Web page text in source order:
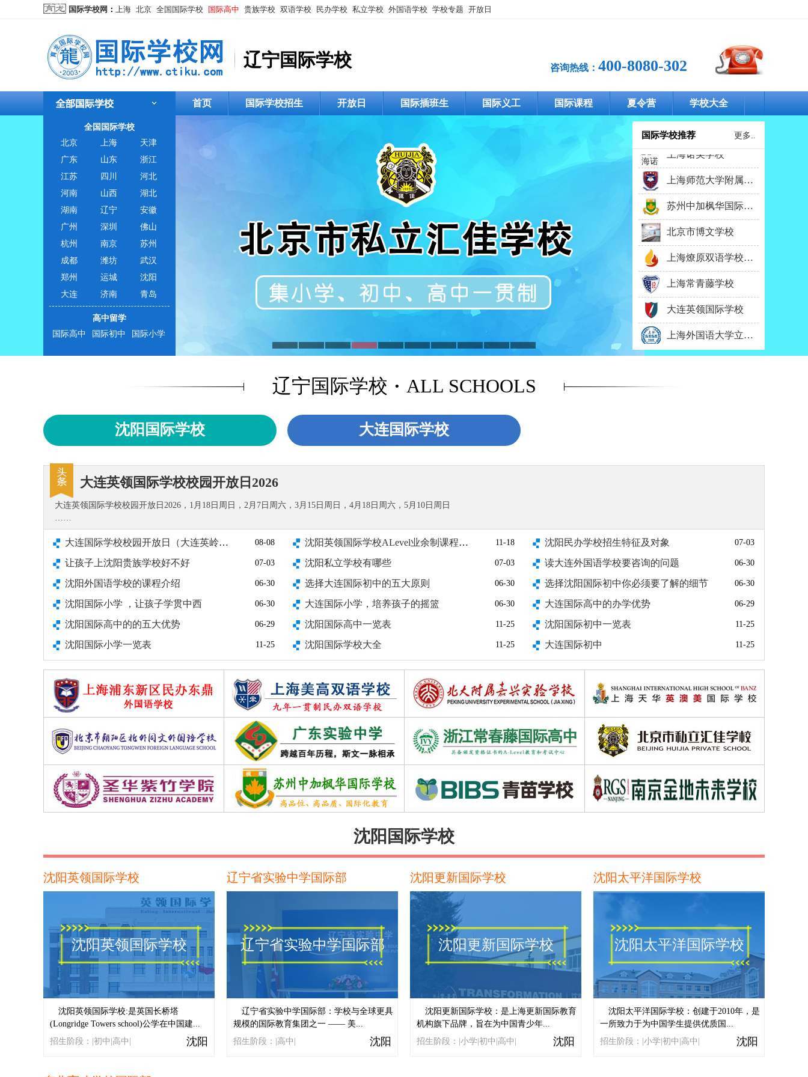
国际学校网 ： 上海 北京 全国国际学校 国际高中 贵族学校 双语学校 民办学校 私立学校 外国语学校 学校专题 开放日
辽宁国际学校 咨询热线： 400-8080-302
首页 国际学校招生 开放日 国际插班生 国际义工 国际课程 夏令营 学校大全
2 3 4 9
全国国际学校
北京
上海
天津
广东
山东
浙江
江苏
四川
河北
河南
山西
湖北
湖南
辽宁
安徽
广州
深圳
佛山
杭州
南京
苏州
成都
潍坊
武汉
郑州
运城
沈阳
大连
济南 青岛
高中留学
国际高中
国际初中 国际小学
国际学校推荐 更多..
上海美高双语学校
广东实验中学
上海诺美学校
北京市博文学校
上海常青藤学校
大连英领国际学校
北京市青苗学校
深圳奥斯翰外语学校
深圳市博纳学校
上海常青日本高中课程中心
益田翰德学校
上海美高双语学校
广东实验中学
上海诺美学校
北京市博文学校
上海常青藤学校
大连英领国际学校
上海外国语大学立泰学院
北京市青苗学校
辽宁国际学校 · ALL SCHOOLS
沈阳国际学校 大连国际学校
大连英领国际学校校园开放日2026
大连英领国际学校校园开放日2026，1月18日周日，2月7日周六，3月15日周日，4月18日周六，5月10日周日
……
大连国际学校校园开放日（大连英岭学校) 08-08 沈阳英领国际学校ALevel业余制课程试听课安排 11-18 沈阳民办学校招生特征及对象 07-03
让孩子上沈阳贵族学校好不好 07-03 沈阳私立学校有哪些 07-03 读大连外国语学校要咨询的问题 06-30
沈阳外国语学校的课程介绍 06-30 选择大连国际初中的五大原则 06-30 选择沈阳国际初中你必须要了解的细节 06-30
沈阳国际小学 ，让孩子学贯中西 06-30 大连国际小学，培养孩子的摇篮 06-30 大连国际高中的办学优势 06-29
沈阳国际高中的的五大优势 06-29 沈阳国际高中一览表 11-25 沈阳国际初中一览表 11-25
沈阳国际小学一览表 11-25 沈阳国际学校大全 11-25 大连国际初中 11-25
沈阳国际学校
沈阳英领国际学校
沈阳英领国际学校
沈阳英领国际学校:是英国长桥塔
(Longridge Towers school)公学在中国建...
招生阶段：|初中|高中|
沈阳
辽宁省实验中学国际部
辽宁省实验中学国际部
辽宁省实验中学国际部：学校与全球更具
规模的国际教育集团之一 —— 美...
招生阶段：|高中|
沈阳
沈阳更新国际学校
沈阳更新国际学校
沈阳更新国际学校：是上海更新国际教育
机构旗下品牌，旨在为中国青少年...
招生阶段：|小学|初中|高中|
沈阳
沈阳太平洋国际学校
沈阳太平洋国际学校
沈阳太平洋国际学校：创建于2010年，是
一所致力于为中国学生提供优质国...
招生阶段：|小学|初中|高中|
沈阳